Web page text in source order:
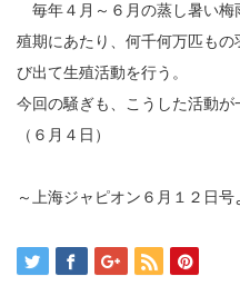
毎年４月～６月の蒸し暑い梅
殖期にあたり、何千何万匹も
び出て生殖活動を行う。
今回の騒ぎも、こうした活動が
（６月４日）
～上海ジャピオン６月１２日号